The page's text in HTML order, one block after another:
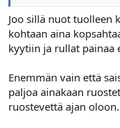
Joo sillä nuot tuolleen
kohtaan aina
kyytiin ja rullat painaa
Enemmän vain että
paljoa ainakaan
ruostevettä ajan oloon.